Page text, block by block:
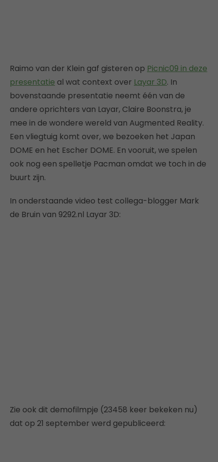
Raimo van der Klein gaf gisteren op Picnic09 in deze
presentatie al wat context over Layar 3D. In
bovenstaande presentatie neemt één van de
andere oprichters van Layar, Claire Boonstra, je
mee in de wondere wereld van Augmented Reality.
Een vliegtuig komt over, we bezoeken het Japan
DOME en het Escher DOME. En vooruit, we spelen
ook nog een spelletje Pacman omdat we toch in de
buurt zijn.
In onderstaande video test collega-blogger Mark
de Bruin van 9292.nl Layar 3D:
Zie ook dit demofilmpje (23458 keer bekeken nu)
dat op 21 september werd gepubliceerd: